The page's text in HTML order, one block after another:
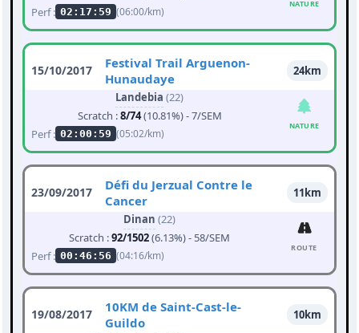
Perf : 02:17:59 (06:00/km)
NATURE
15/10/2017
Festival Trail Arguenon-
Hunaudaye
24km
Landebia (22)
Scratch :8/74(10.81%) - 7/SEM
Perf : 02:00:59 (05:02/km)
NATURE
23/09/2017
Défi du Jerzual Contre le
Cancer
11km
Dinan (22)
Scratch :92/1502(6.13%) - 58/SEM
Perf : 00:46:56 (04:16/km)
ROUTE
19/08/2017
10KM de Saint-Cast-le-
Guildo
10km